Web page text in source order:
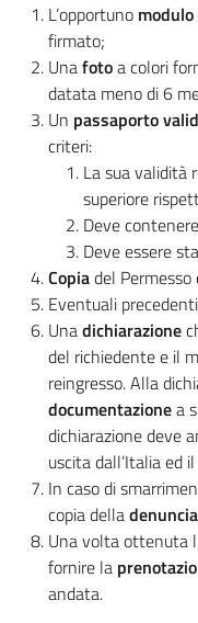
L’opportuno
firmato;
Unafotoa colori
datata meno di 6
Un passaporto
criteri:
La sua validità
superiore
Deve
Deve essere
Copiadel
Eventuali
Unadichiarazione
del richiedente e il
reingresso. Alla
documentazionea
dichiarazione deve
uscita dall’Italia ed
In caso di
copia delladenuncia
Una volta ottenuta
fornire la
andata.